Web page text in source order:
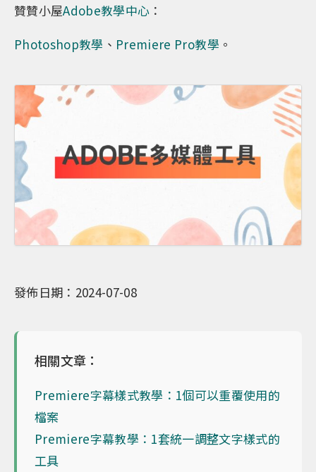
贊贊小屋Adobe教學中心 ：
Photoshop教學 、 Premiere Pro教學 。
發佈日期：2024-07-08
相關文章：
Premiere字幕樣式教學：1個可以重覆使用的
檔案
Premiere字幕教學：1套統一調整文字樣式的
工具